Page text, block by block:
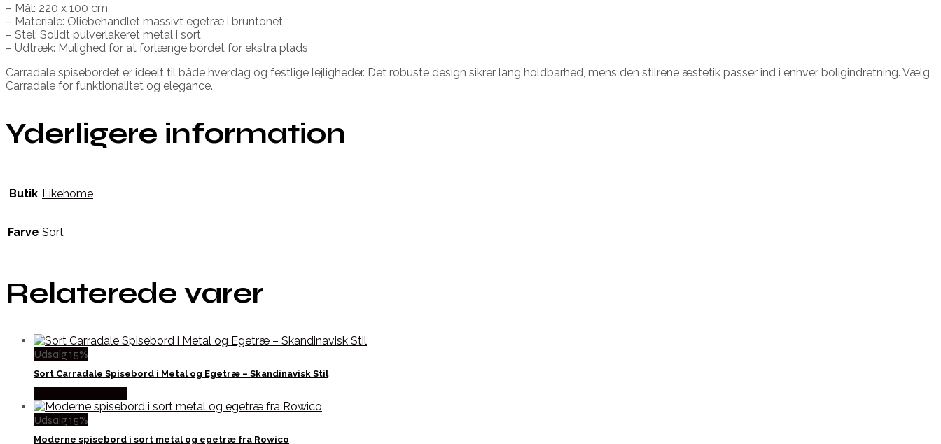
– Mål: 220 x 100 cm
– Materiale: Oliebehandlet massivt egetræ i bruntonet
– Stel: Solidt pulverlakeret metal i sort
– Udtræk: Mulighed for at forlænge bordet for ekstra plads
Carradale spisebordet er ideelt til både hverdag og festlige lejligheder. Det robuste design sikrer lang holdbarhed, mens den stilrene æstetik passer ind i enhver boligindretning. Vælg
Carradale for funktionalitet og elegance.
Yderligere information
Butik Likehome
Farve Sort
Relaterede varer
Udsalg 15%
Sort Carradale Spisebord i Metal og Egetræ – Skandinavisk Stil
Udsalg 15%
Moderne spisebord i sort metal og egetræ fra Rowico